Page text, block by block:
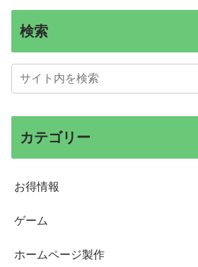
検索
カテゴリー
お得情報
ゲーム
ホームページ製作